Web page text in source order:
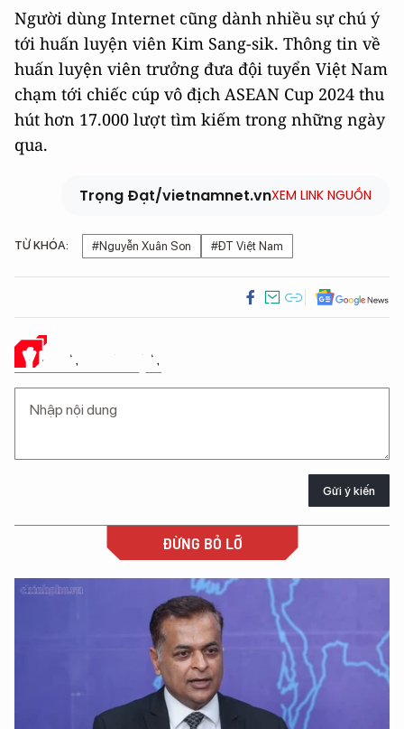
Người dùng Internet cũng dành nhiều sự chú ý
tới huấn luyện viên Kim Sang-sik. Thông tin về
huấn luyện viên trưởng đưa đội tuyển Việt Nam
chạm tới chiếc cúp vô địch ASEAN Cup 2024 thu
hút hơn 17.000 lượt tìm kiếm trong những ngày
qua.
Trọng Đạt/vietnamnet.vnXEM LINK NGUỒN
TỪ KHÓA: #Nguyễn Xuân Son #ĐT Việt Nam
Ý KIẾN CỦA BẠN
Gửi ý kiến
ĐỪNG BỎ LỠ